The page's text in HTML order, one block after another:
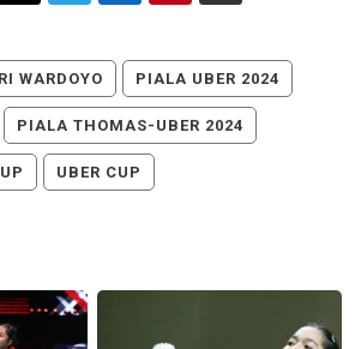
WARDOYO PIALA UBER 2024
PIALA THOMAS-UBER 2024
UBER CUP